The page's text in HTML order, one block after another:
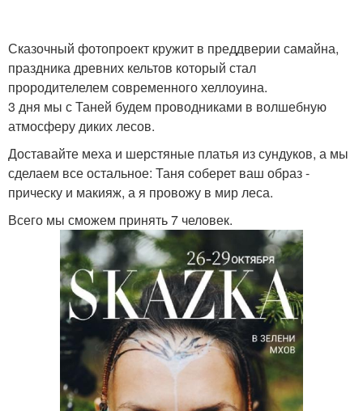
Сказочный фотопроект кружит в преддверии самайна,
праздника древних кельтов который стал
прородителелем современного хеллоуина.
3 дня мы с Таней будем проводниками в волшебную
атмосферу диких лесов.
Доставайте меха и шерстяные платья из сундуков, а мы
сделаем все остальное: Таня соберет ваш образ -
прическу и макияж, а я провожу в мир леса.
Всего мы сможем принять 7 человек.